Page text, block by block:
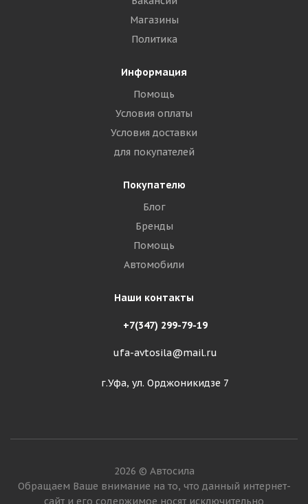
Магазины
Политика
Информация
Помощь
Условия оплаты
Условия доставки
для покупателей
Покупателю
Блог
Бренды
Помощь
Автомобили
Наши контакты
+7(347) 299-79-19
ufa-avtosila@mail.ru
г.Уфа, ул. Орджоникидзе 7
2026 © Автосила
Обращаем Ваше внимание на то, что данный интернет-
сайт и его содержимое носят исключительно